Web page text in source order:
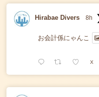
Hirabae Divers 8h
お会計係にゃんこ
X